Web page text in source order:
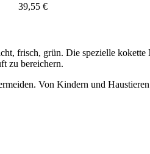
39,55 €
frisch, grün. Die spezielle
zu bereichern.
Von Kindern und